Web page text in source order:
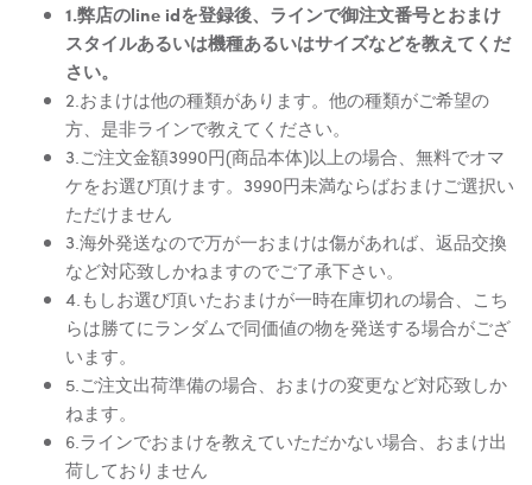
1.弊店のline idを登録後、ラインで御注文番号とおまけ
スタイルあるいは機種あるいはサイズなどを教えてくだ
さい。
2.おまけは他の種類があります。他の種類がご希望の
方、是非ラインで教えてください。
3.ご注文金額3990円(商品本体)以上の場合、無料でオマ
ケをお選び頂けます。3990円未満ならばおまけご選択い
ただけません
3.海外発送なので万が一おまけは傷があれば、返品交換
など対応致しかねますのでご了承下さい。
4.もしお選び頂いたおまけが一時在庫切れの場合、こち
らは勝てにランダムで同価値の物を発送する場合がござ
います。
5.ご注文出荷準備の場合、おまけの変更など対応致しか
ねます。
6.ラインでおまけを教えていただかない場合、おまけ出
荷しておりません